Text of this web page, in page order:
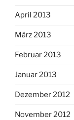
April 2013
März 2013
Februar 2013
Januar 2013
Dezember 2012
November 2012